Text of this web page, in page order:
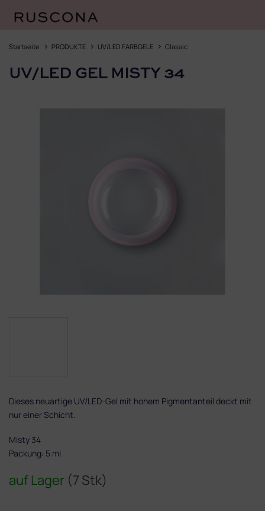
InhaltStartseite PRODUKTE UV/LED FARBGELE Classic
UV/LED GEL MISTY 34
auf Lager (7 Stk)
Dieses neuartige UV/LED-Gel mit hohem Pigmentanteil deckt mit
nur einer Schicht.
Misty 34
Packung: 5 ml